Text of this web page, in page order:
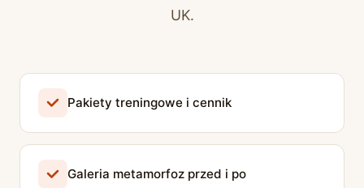
UK.
Pakiety treningowe i cennik
Galeria metamorfoz przed i po